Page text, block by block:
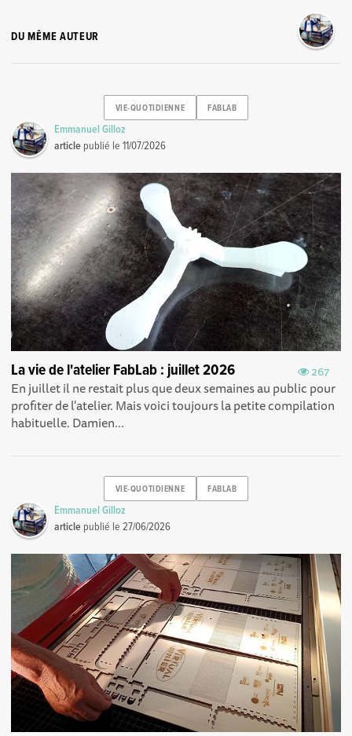
DU MÊME AUTEUR
VIE-QUOTIDIENNE FABLAB
Emmanuel Gilloz
article publié le11/07/2026
267
La vie de l'atelier FabLab : juillet 2026
En juillet il ne restait plus que deux semaines au public pour
profiter de l'atelier. Mais voici toujours la petite compilation
habituelle. Damien...
VIE-QUOTIDIENNE FABLAB
Emmanuel Gilloz
article publié le27/06/2026